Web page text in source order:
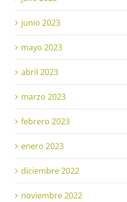
junio 2023
mayo 2023
abril 2023
marzo 2023
febrero 2023
enero 2023
diciembre 2022
noviembre 2022